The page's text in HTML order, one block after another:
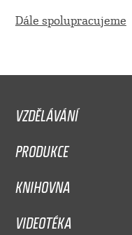
Dále spolupracujeme
VZDĚLÁVÁNÍ
PRODUKCE
KNIHOVNA
VIDEOTÉKA